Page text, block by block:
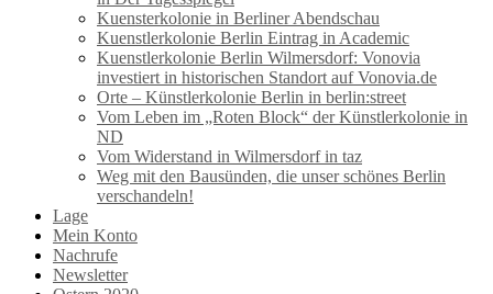
Kuensterkolonie in Berliner Abendschau
Kuenstlerkolonie Berlin Eintrag in Academic
Kuenstlerkolonie Berlin Wilmersdorf: Vonovia
investiert in historischen Standort auf Vonovia.de
Orte – Künstlerkolonie Berlin in berlin:street
Vom Leben im „Roten Block“ der Künstlerkolonie in
ND
Vom Widerstand in Wilmersdorf in taz
Weg mit den Bausünden, die unser schönes Berlin
verschandeln!
Lage
Mein Konto
Nachrufe
Newsletter